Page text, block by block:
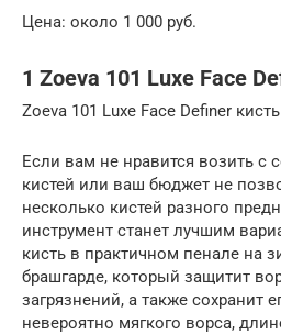
Цена: около 1 000 руб.
1 Zoeva 101 Luxe Face
Zoeva 101 Luxe Face Definer кисть
Если вам не нравится возить с
кистей или ваш бюджет не
несколько кистей разного
инструмент станет лучшим
кисть в практичном пенале на
брашгарде, который защитит
загрязнений, а также сохранит
невероятно мягкого ворса,